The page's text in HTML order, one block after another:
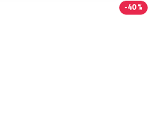
-40 %